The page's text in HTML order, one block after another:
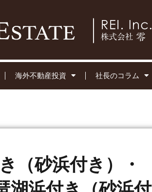
海外不動産投資 社長のコラム
（砂浜付き）・